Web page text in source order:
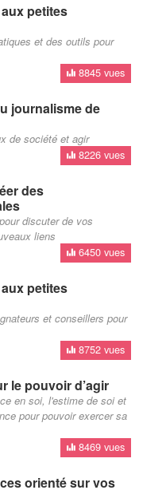
petites
et des outils pour
8845 vues
journalisme de
de société et agir
8226 vues
des
discuter de vos
liens
6450 vues
petites
et conseillers pour
8752 vues
le pouvoir d’agir
en soi, l'estime de soi et
pour pouvoir exercer sa
8469 vues
orienté sur vos